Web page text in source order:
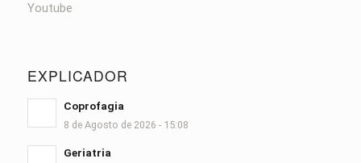
Youtube
EXPLICADOR
Coprofagia
8 de Agosto de 2026 - 15:08
Geriatria